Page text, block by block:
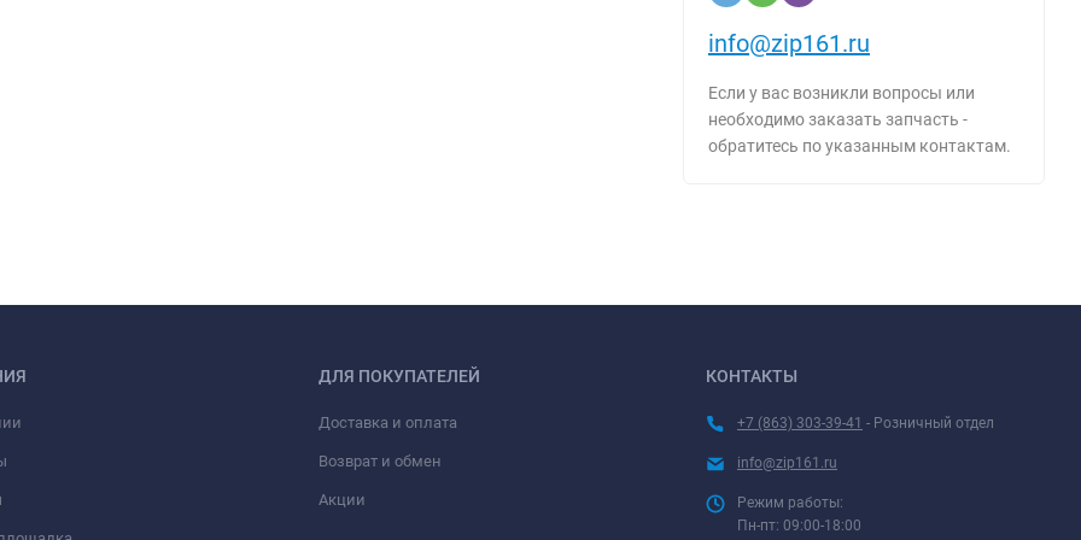
info@zip161.ru
Если у вас возникли вопросы или
необходимо заказать запчасть -
обратитесь по указанным контактам.
ДЛЯ ПОКУПАТЕЛЕЙ
Доставка и оплата
Возврат и обмен
Акции
КОНТАКТЫ
+7 (863) 303-39-41 - Розничный отдел
info@zip161.ru
Режим работы:
Пн-пт: 09:00-18:00